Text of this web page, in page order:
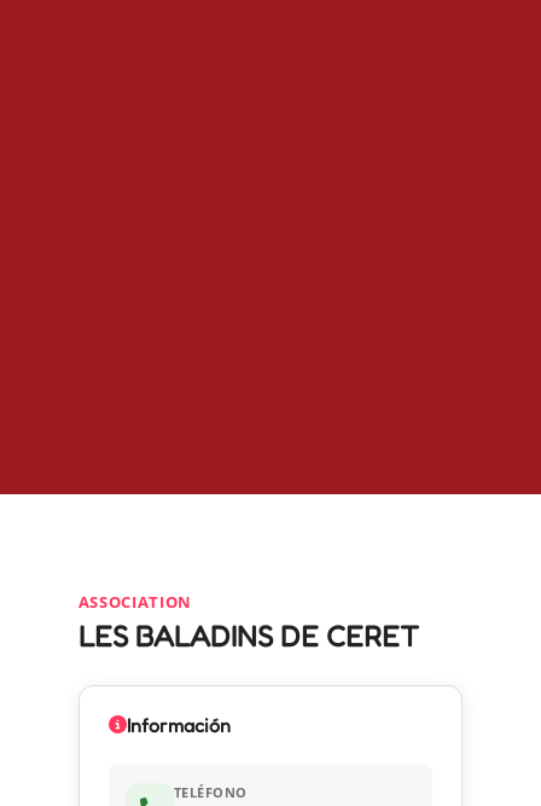
ASSOCIATION
LES BALADINS DE CERET
Información
TELÉFONO